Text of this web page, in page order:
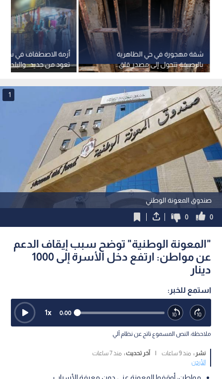
أزمة الاصطفاف في سوق
تعود من جديد.. والبلدية
شقة مهجورة في حي الظاهرية
بالرصيفة تتحول إلى مصدر قلق..
والبلدية توضح
صندوق المعونة الوطني
1
0
0
"المعونة الوطنية" توضح سبب إيقاف الدعم
عن مواطن: ارتفع دخل الأسرة إلى 1000
دينار
استمع للخبر:
0:00
1x
ملاحظة: النص المسموع ناتج عن نظام آلي
نشر : منذ 9 ساعات آخر تحديث : منذ 7 ساعات
الأردن
مواطن: أوقفوا المعونة عني دون معرفة الأسباب